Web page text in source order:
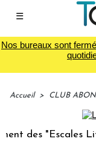
☰
Nos bureaux sont
Accueil > CLUB